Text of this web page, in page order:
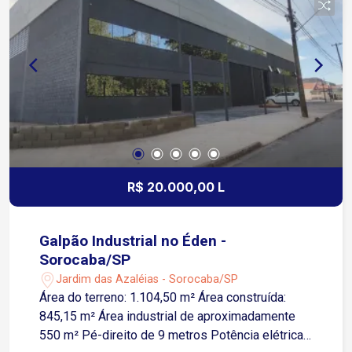
R$ 20.000,00 L
Galpão Industrial no Éden -
Sorocaba/SP
Jardim das Azaléias - Sorocaba/SP
Área do terreno: 1.104,50 m² Área construída:
845,15 m² Área industrial de aproximadamente
550 m² Pé-direito de 9 metros Potência elétrica